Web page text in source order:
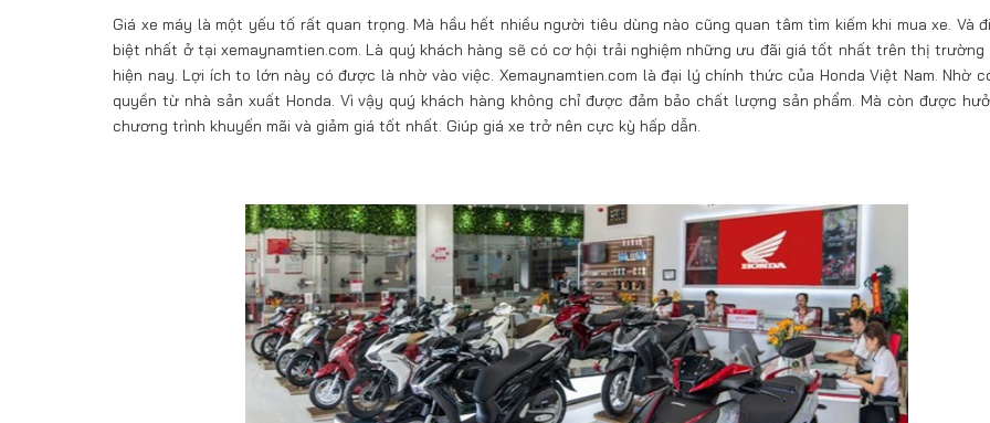
Giá xe máy là một yếu tố rất quan trọng. Mà hầu hết nhiều người tiêu dùng nào cũng quan tâm tìm kiếm khi mua xe. Và
biệt nhất ở tại xemaynamtien.com. Là quý khách hàng sẽ có cơ hội trải nghiệm những ưu đãi giá tốt nhất trên thị trường
hiện nay. Lợi ích to lớn này có được là nhờ vào việc. Xemaynamtien.com là đại lý chính thức của Honda Việt Nam. Nhờ
quyền từ nhà sản xuất Honda. Vì vậy quý khách hàng không chỉ được đảm bảo chất lượng sản phẩm. Mà còn được
chương trình khuyến mãi và giảm giá tốt nhất. Giúp giá xe trở nên cực kỳ hấp dẫn.